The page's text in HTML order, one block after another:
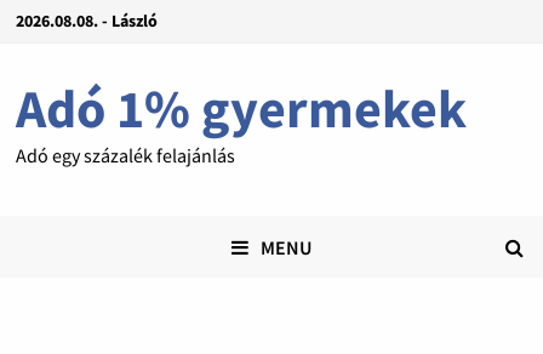
2026.08.08. - László
Adó 1% gyermekek
Adó egy százalék felajánlás
MENU